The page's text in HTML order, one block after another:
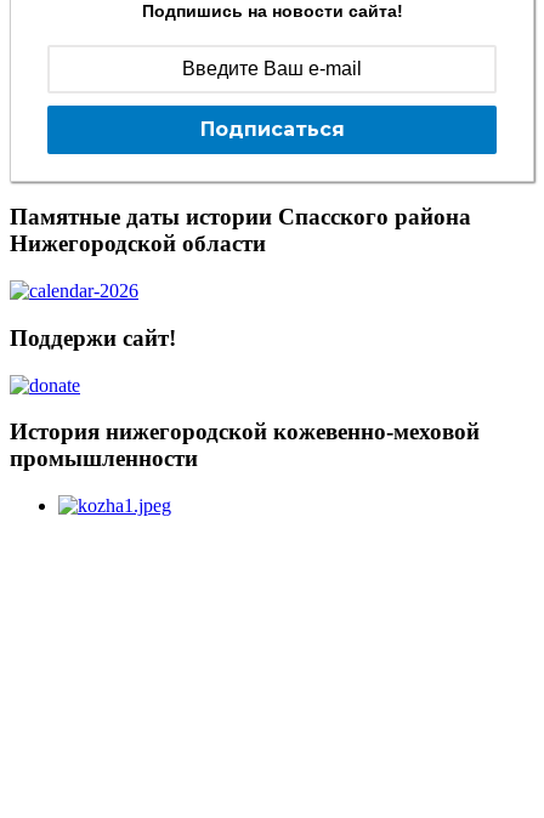
Подпишись на новости сайта!
Подписаться
Памятные даты истории Спасского района
Нижегородской области
Поддержи сайт!
История нижегородской кожевенно-меховой
промышленности